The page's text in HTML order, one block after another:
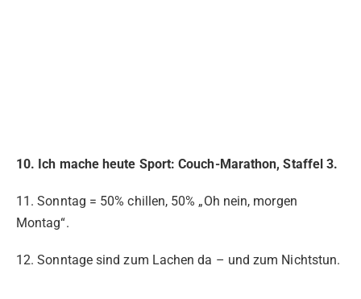
10. Ich mache heute Sport: Couch-Marathon, Staffel 3.
11. Sonntag = 50% chillen, 50% „Oh nein, morgen
Montag“.
12. Sonntage sind zum Lachen da – und zum Nichtstun.